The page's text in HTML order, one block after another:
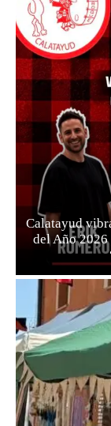
Calatayud
del Año 2026